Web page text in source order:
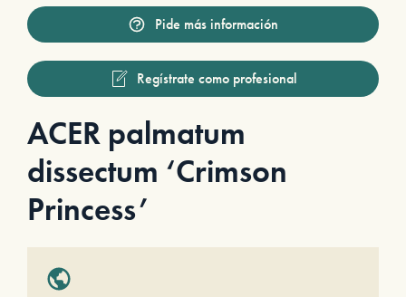
Pide más información
Regístrate como profesional
ACER palmatum
dissectum ‘Crimson
Princess’